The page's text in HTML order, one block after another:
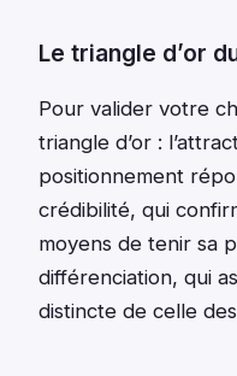
Le triangle d’or
Pour valider votre
triangle d’or :
positionnement
crédibilité, qui
moyens de tenir sa
différenciation, qui
distincte de celle